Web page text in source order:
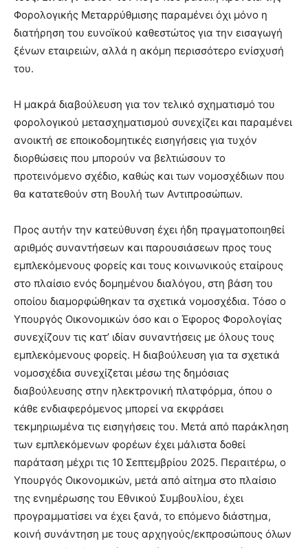
Φορολογικής Μεταρρύθμισης παραμένει όχι μόνο η
διατήρηση του ευνοϊκού καθεστώτος για την εισαγωγή
ξένων εταιρειών, αλλά η ακόμη περισσότερο ενίσχυσή
του.
Η μακρά διαβούλευση για τον τελικό σχηματισμό του
φορολογικού μετασχηματισμού συνεχίζει και παραμένει
ανοικτή σε εποικοδομητικές εισηγήσεις για τυχόν
διορθώσεις που μπορούν να βελτιώσουν το
προτεινόμενο σχέδιο, καθώς και των νομοσχέδιων που
θα κατατεθούν στη Βουλή των Αντιπροσώπων.
Προς αυτήν την κατεύθυνση έχει ήδη πραγματοποιηθεί
αριθμός συναντήσεων και παρουσιάσεων προς τους
εμπλεκόμενους φορείς και τους κοινωνικούς εταίρους
στο πλαίσιο ενός δομημένου διαλόγου, στη βάση του
οποίου διαμορφώθηκαν τα σχετικά νομοσχέδια. Τόσο ο
Υπουργός Οικονομικών όσο και ο Έφορος Φορολογίας
συνεχίζουν τις κατ’ ιδίαν συναντήσεις με όλους τους
εμπλεκόμενους φορείς. Η διαβούλευση για τα σχετικά
νομοσχέδια συνεχίζεται μέσω της δημόσιας
διαβούλευσης στην ηλεκτρονική πλατφόρμα, όπου ο
κάθε ενδιαφερόμενος μπορεί να εκφράσει
τεκμηριωμένα τις εισηγήσεις του. Μετά από παράκληση
των εμπλεκόμενων φορέων έχει μάλιστα δοθεί
παράταση μέχρι τις 10 Σεπτεμβρίου 2025. Περαιτέρω, ο
Υπουργός Οικονομικών, μετά από αίτημα στο πλαίσιο
της ενημέρωσης του Εθνικού Συμβουλίου, έχει
προγραμματίσει να έχει ξανά, το επόμενο διάστημα,
κοινή συνάντηση με τους αρχηγούς/εκπροσώπους όλων